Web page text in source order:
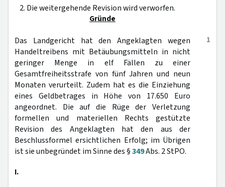
2. Die weitergehende Revision wird verworfen.
Gründe
1
Das Landgericht hat den Angeklagten wegen
Handeltreibens mit Betäubungsmitteln in nicht
geringer Menge in elf Fällen zu einer
Gesamtfreiheitsstrafe von fünf Jahren und neun
Monaten verurteilt. Zudem hat es die Einziehung
eines Geldbetrages in Höhe von 17.650 Euro
angeordnet. Die auf die Rüge der Verletzung
formellen und materiellen Rechts gestützte
Revision des Angeklagten hat den aus der
Beschlussformel ersichtlichen Erfolg; im Übrigen
ist sie unbegründet im Sinne des §349Abs. 2 StPO.
I.